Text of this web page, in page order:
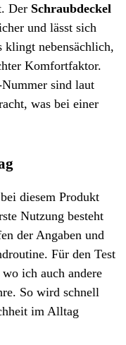
Der Schraubdeckel
und lässt sich
nebensächlich,
Komfortfaktor.
sind laut
was bei einer
diesem Produkt
Nutzung besteht
der Angaben und
Für den Test
ich auch andere
So wird schnell
im Alltag